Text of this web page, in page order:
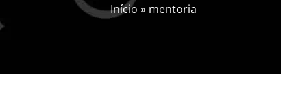
Início » mentoria